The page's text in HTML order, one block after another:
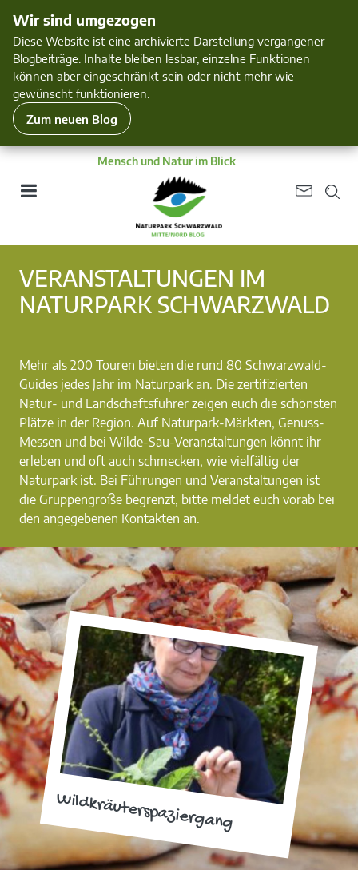
Wir sind umgezogen
Diese Website ist eine archivierte Darstellung vergangener
Blogbeiträge. Inhalte bleiben lesbar, einzelne Funktionen
können aber eingeschränkt sein oder nicht mehr wie
gewünscht funktionieren.
Zum neuen Blog
Mensch und Natur im Blick
Wildkräuterspaziergang
VERANSTALTUNGEN IM
NATURPARK SCHWARZWALD
Mehr als 200 Touren bieten die rund 80 Schwarzwald-
Guides jedes Jahr im Naturpark an. Die zertifizierten
Natur- und Landschaftsführer zeigen euch die schönsten
Plätze in der Region. Auf Naturpark-Märkten, Genuss-
Messen und bei Wilde-Sau-Veranstaltungen könnt ihr
erleben und oft auch schmecken, wie vielfältig der
Naturpark ist. Bei Führungen und Veranstaltungen ist
die Gruppengröße begrenzt, bitte meldet euch vorab bei
den angegebenen Kontakten an.